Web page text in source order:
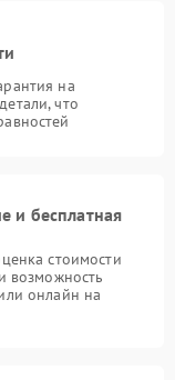
на
что
и бесплатная
стоимости
возможность
онлайн на